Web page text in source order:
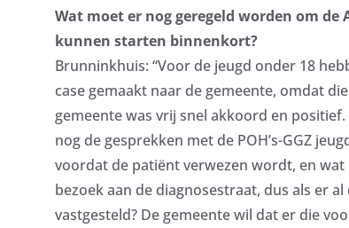
Wat moet er nog geregeld worden om de
kunnen starten binnenkort?
Brunninkhuis: “Voor de jeugd onder 18
case gemaakt naar de gemeente, omdat
gemeente was vrij snel akkoord en
nog de gesprekken met de POH’s-GGZ
voordat de patiënt verwezen wordt, en wat
bezoek aan de diagnosestraat, dus als er al
vastgesteld? De gemeente wil dat er die